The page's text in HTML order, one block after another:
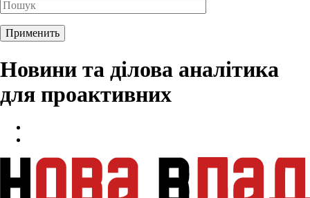
Новини та ділова аналітика
для проактивних